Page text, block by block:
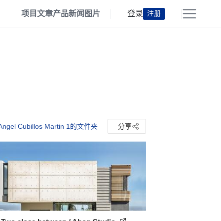
项目文章产品新闻 图片 登录 注册
Cubillos Martin 1的文件夹 分享